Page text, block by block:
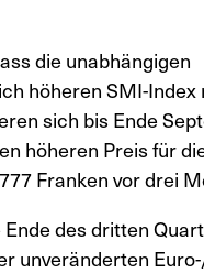
die unabhängigen
höheren SMI-Index
sich bis Ende
höheren Preis für
Franken vor drei
des dritten
unveränderten